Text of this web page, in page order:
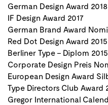
German Design Award 2018
IF Design Award 2017
German Brand Award
Red Dot Design Award 2015
Berliner Type – Diplom 2015
Corporate Design Preis
European Design Award
Type Directors Club Award
Gregor International